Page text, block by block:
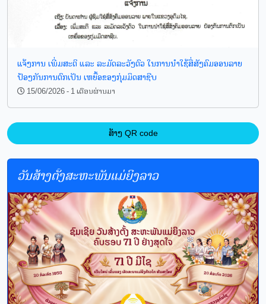
ແຈ້ງການ ເພີ່ມສະຕິ ແລະ ລະມັດລະວັງຕົວ ໃນການນໍາໃຊ້ສື່ສັງຄົມອອນລາຍ
ປ້ອງກັນການຕົກເປັນ ເຫຍື້ອຂອງກຸ່ມມິດສາຊີບ
15/06/2026 - 1 ເດືອນຜ່ານມາ
ສ້າງ QR code
ວັນສ້າງຕັ້ງສະຫະພັນແມ່ຍິງລາວ